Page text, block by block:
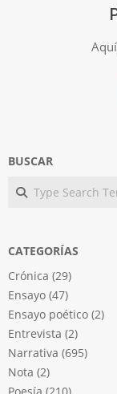
BUSCAR
Search
CATEGORÍAS
Crónica (29)
Ensayo (47)
Ensayo poético (2)
Entrevista (2)
Narrativa (695)
Nota (2)